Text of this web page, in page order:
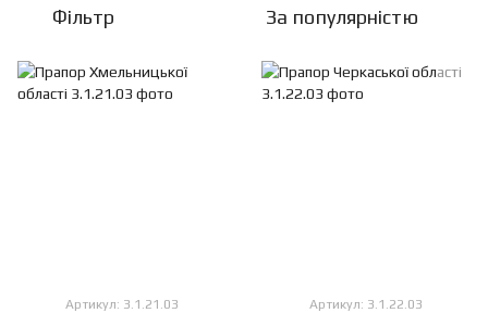
Фільтр За популярністю
Артикул: 3.1.21.03 Артикул: 3.1.22.03